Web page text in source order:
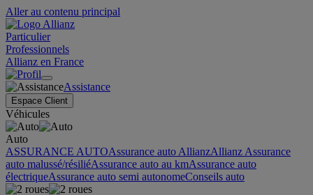
Aller au contenu principal
Particulier
Professionnels
Allianz en France
Assistance
Espace Client
Véhicules
Auto
ASSURANCE AUTOAssurance auto AllianzAllianz Assurance
auto malussé/résiliéAssurance auto au kmAssurance auto
électriqueAssurance auto semi autonomeConseils auto